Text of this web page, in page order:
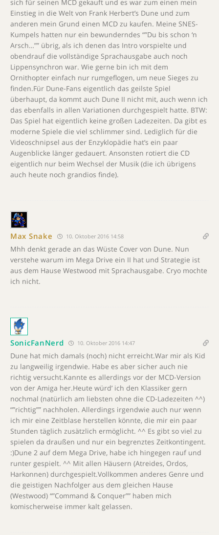
sich für seinen MCD gekauft und es war zum einen mein
Einstieg in die Welt von Frank Herbert’s Dune und zum
anderen mein Grund einen MCD zu kaufen. Meine SNES-
Kumpels hatten nur ein bewunderndes “”Du bis schon ‘n
Arsch…”” übrig, als ich denen das Intro vorspielte und
obendrauf die vollständige Sprachausgabe auch noch
Lippensynchron war. Wie gerne bin ich mit dem
Ornithopter einfach nur rumgeflogen, um neue Sieges zu
finden.Für Dune-Fans eigentlich das geilste Spiel
überhaupt, da kommt auch Dune II nicht mit, auch wenn ich
das ebenfalls in allen Variationen durchgespielt hatte. BTW:
Das Spiel hat eigentlich keine großen Ladezeiten. Da gibt es
moderne Spiele die viel schlimmer sind. Lediglich für die
Videoschnipsel aus der Enzyklopädie hat’s ein paar
Augenblicke länger gedauert. Ansonsten rotiert die CD
eigentlich nur beim Wechsel der Musik (die ich übrigens
auch heute noch grandios finde).
Max Snake 10. Oktober 2016 14:58
Mhh denkt gerade an das Wüste Cover von Dune. Nun
verstehe warum im Mega Drive ein II hat und Strategie ist
aus dem Hause Westwood mit Sprachausgabe. Cryo mochte
ich nicht.
SonicFanNerd 10. Oktober 2016 14:47
Dune hat mich damals (noch) nicht erreicht.War mir als Kid
zu langweilig irgendwie. Habe es aber sicher auch nie
richtig versucht.Kannte es allerdings vor der MCD-Version
von der Amiga her.Heute würd’ ich den Klassiker gern
nochmal (natürlich am liebsten ohne die CD-Ladezeiten ^^)
“”richtig”” nachholen. Allerdings irgendwie auch nur wenn
ich mir eine Zeitblase herstellen könnte, die mir ein paar
Stunden täglich zusätzlich ermöglicht. ^^ Es gibt so viel zu
spielen da draußen und nur ein begrenztes Zeitkontingent.
:)Dune 2 auf dem Mega Drive, habe ich hingegen rauf und
runter gespielt. ^^ Mit allen Häusern (Atreides, Ordos,
Harkonnen) durchgespielt.Vollkommen anderes Genre und
die geistigen Nachfolger aus dem gleichen Hause
(Westwood) “”Command & Conquer”” haben mich
komischerweise immer kalt gelassen.